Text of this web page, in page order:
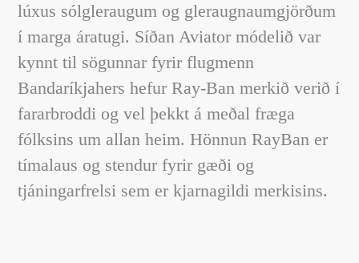
lúxus sólgleraugum og gleraugnaumgjörðum
í marga áratugi. Síðan Aviator módelið var
kynnt til sögunnar fyrir flugmenn
Bandaríkjahers hefur Ray-Ban merkið verið í
fararbroddi og vel þekkt á meðal fræga
fólksins um allan heim. Hönnun RayBan er
tímalaus og stendur fyrir gæði og
tjáningarfrelsi sem er kjarnagildi merkisins.